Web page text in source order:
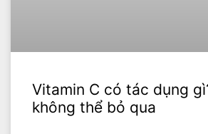
Vitamin C có tác dụng
không thể bỏ qua